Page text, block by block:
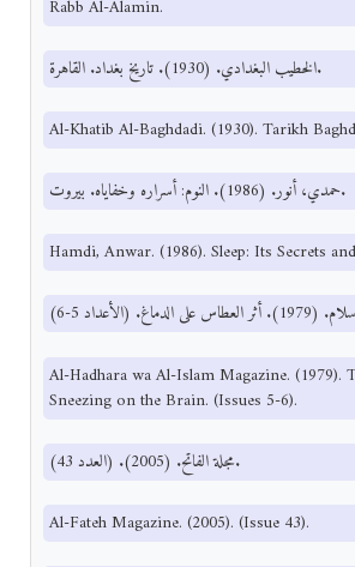
Rabb Al-Alamin.
الخطيب البغدادي. (1930). تاريخ بغداد. القاهرة.
Al-Khatib Al-Baghdadi. (1930). Tarikh
حمدي، أنور. (1986). النوم: أسراره وخفاياه. بيروت.
Hamdi, Anwar. (1986). Sleep: Its Secrets
Al-Hadhara wa Al-Islam Magazine. (1979).
Sneezing on the Brain. (Issues 5-6).
مجلة الفاتح. (2005). (العدد 43).
Al-Fateh Magazine. (2005). (Issue 43).